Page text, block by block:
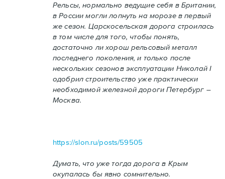
Рельсы, нормально ведущие себя в Британии,
в России могли лопнуть на морозе в первый
же сезон. Царскосельская дорога строилась
в том числе для того, чтобы понять,
достаточно ли хорош рельсовый металл
последнего поколения, и только после
нескольких сезонов эксплуатации Николай I
одобрил строительство уже практически
необходимой железной дороги Петербург –
Москва.
https://slon.ru/posts/59505
Думать, что уже тогда дорога в Крым
окупалась бы явно сомнительно.